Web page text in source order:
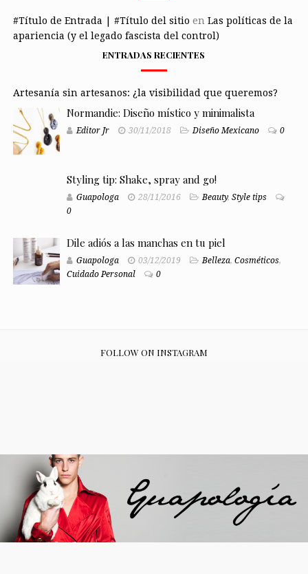
#Título de Entrada | #Título del sitio en Las políticas de la
apariencia (y el legado fascista del control)
ENTRADAS RECIENTES
Artesanía sin artesanos: ¿la visibilidad que queremos?
Normandie: Diseño místico y minimalista
Editor Jr 30/11/2018 Diseño Mexicano 0
Styling tip: Shake, spray and go!
Guapologa 28/11/2016 Beauty, Style tips
0
Dile adiós a las manchas en tu piel
Guapologa 03/12/2019 Belleza, Cosméticos,
Cuidado Personal
0
FOLLOW ON INSTAGRAM